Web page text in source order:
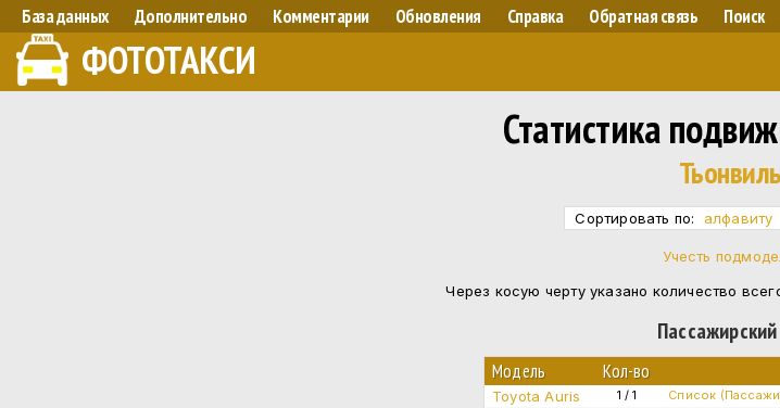
База данных Дополнительно Комментарии Обновления Справка Обратная связь Поиск
ФОТОТАКСИ
Статистика
Тьонвиль
Сортировать по: алфавиту
Учесть
Через косую черту указано количество
Модель Кол-во
Toyota Auris 1 / 1 Список